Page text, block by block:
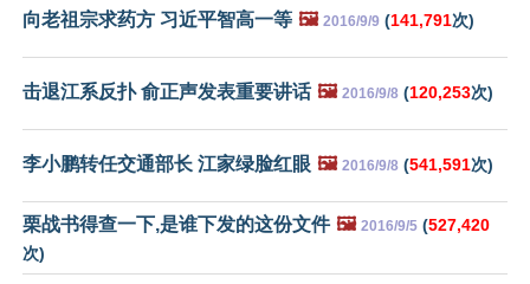
向老祖宗求药方 习近平智高一等 🖼️ 2016/9/9 (141,791次)
击退江系反扑 俞正声发表重要讲话 🖼️ 2016/9/8 (120,253次)
李小鹏转任交通部长 江家绿脸红眼 🖼️ 2016/9/8 (541,591次)
栗战书得查一下,是谁下发的这份文件 🖼️ 2016/9/5 (527,420
次)